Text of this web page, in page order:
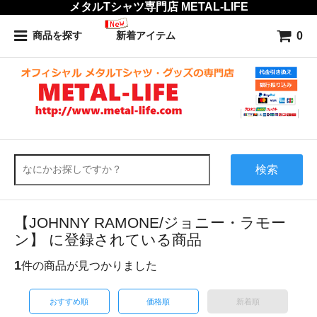
メタルTシャツ専門店 METAL-LIFE
商品を探す 新着アイテム 0
検索
【JOHNNY RAMONE/ジョニー・ラモー
ン】 に登録されている商品
1件の商品が見つかりました
おすすめ順 価格順 新着順